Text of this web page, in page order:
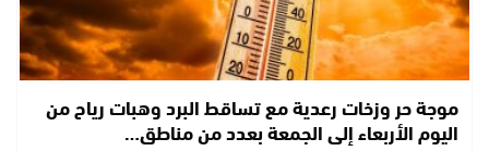
موجة حر وزخات رعدية مع تساقط البرد وهبات رياح من
اليوم الأربعاء إلى الجمعة بعدد من مناطق…